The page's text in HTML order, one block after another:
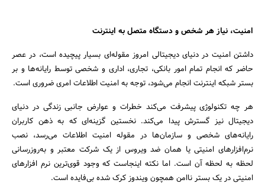
امنیت، نیاز هر شخص و دستگاه متصل به اینترنت
داشتن امنیت در دنیای دیجیتالی امروز مقوله‌ای بسیار پیچیده است، در عصر
حاضر که انجام تمام امور بانکی، تجاری، اداری و شخصی توسط رایانه‌ها و بر
بستر شبکه اینترنت انجام می‌شود، توجه به امنیت اطلاعات امری ضروری است.
هر چه تکنولوژی پیشرفت می‌کند خطرات و عوارض جانبی زندگی در دنیای
دیجیتال نیز گسترش پیدا می‌کند. نخستین گزینه‌ای که به ذهن کاربران
رایانه‌های شخصی و سازمان‌ها در مقوله امنیت اطلاعات می‌رسد، نصب
نرم‌افزارهای امنیتی یا همان ضد ویروس از یک شرکت معتبر و به‌روزرسانی
لحظه به لحظه آن است. اما نکته اینجاست که وجود قوی‌ترین نرم افزارهای
امنیتی در یک بستر ناامن همچون ویندوز کرک شده بی‌فایده است.